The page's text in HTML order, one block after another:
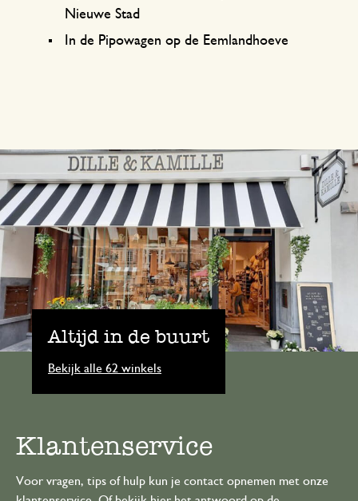
Nieuwe Stad
In de Pipowagen op de Eemlandhoeve
Altijd in de buurt
Bekijk alle 62 winkels
Klantenservice
Voor vragen, tips of hulp kun je contact opnemen met onze